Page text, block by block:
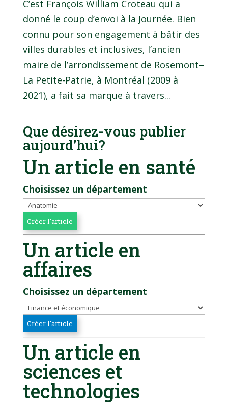
C’est François William Croteau qui a
donné le coup d’envoi à la Journée. Bien
connu pour son engagement à bâtir des
villes durables et inclusives, l’ancien
maire de l’arrondissement de Rosemont–
La Petite-Patrie, à Montréal (2009 à
2021), a fait sa marque à travers...
Que désirez-vous publier
aujourd’hui?
Un article en santé
Choisissez un département
Un article en
affaires
Choisissez un département
Un article en
sciences et
technologies